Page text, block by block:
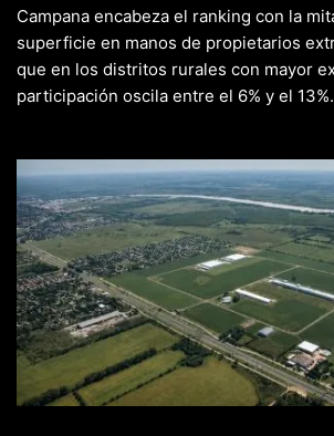
Campana encabeza el ranking con la
superficie en manos de propietarios
que en los distritos rurales con mayor
participación oscila entre el 6% y el 13%.